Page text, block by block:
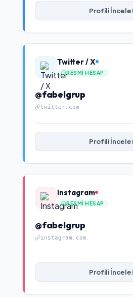
Profili İncele
Twitter / X
RESMI HESAP
@fabelgrup
twitter.com
Profili İncele
Instagram
RESMI HESAP
@fabelgrup
instagram.com
Profili İncele